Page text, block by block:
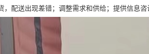
，配送出现差错；调整需求和供给；提供信息咨